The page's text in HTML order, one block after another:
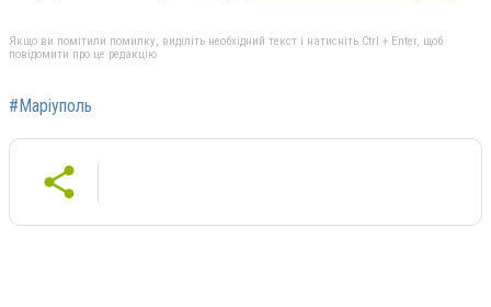
Якщо ви помітили помилку, виділіть необхідний текст і натисніть Ctrl + Enter, щоб
повідомити про це редакцію
#Маріуполь